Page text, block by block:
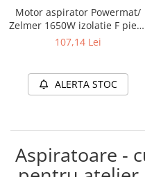
Motor aspirator Powermat/
Zelmer 1650W izolatie F piesa
de schimb
107,14 Lei
ALERTA STOC
Aspiratoare -